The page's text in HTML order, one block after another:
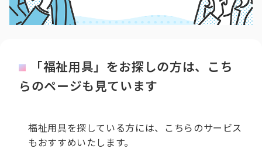
「福祉用具」をお探しの方は、こち
らのページも見ています
福祉用具を探している方には、こちらのサービス
もおすすめいたします。